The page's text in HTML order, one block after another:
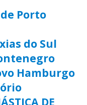
Porto
do Sul
Hamburgo
DE